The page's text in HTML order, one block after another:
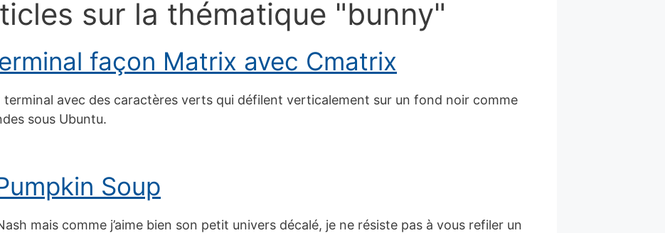
sur la thématique "bunny"
façon Matrix avec Cmatrix
avec des caractères verts qui défilent verticalement sur un fond noir comme
sous Ubuntu.
Soup
mais comme j’aime bien son petit univers décalé, je ne résiste pas à vous refiler un